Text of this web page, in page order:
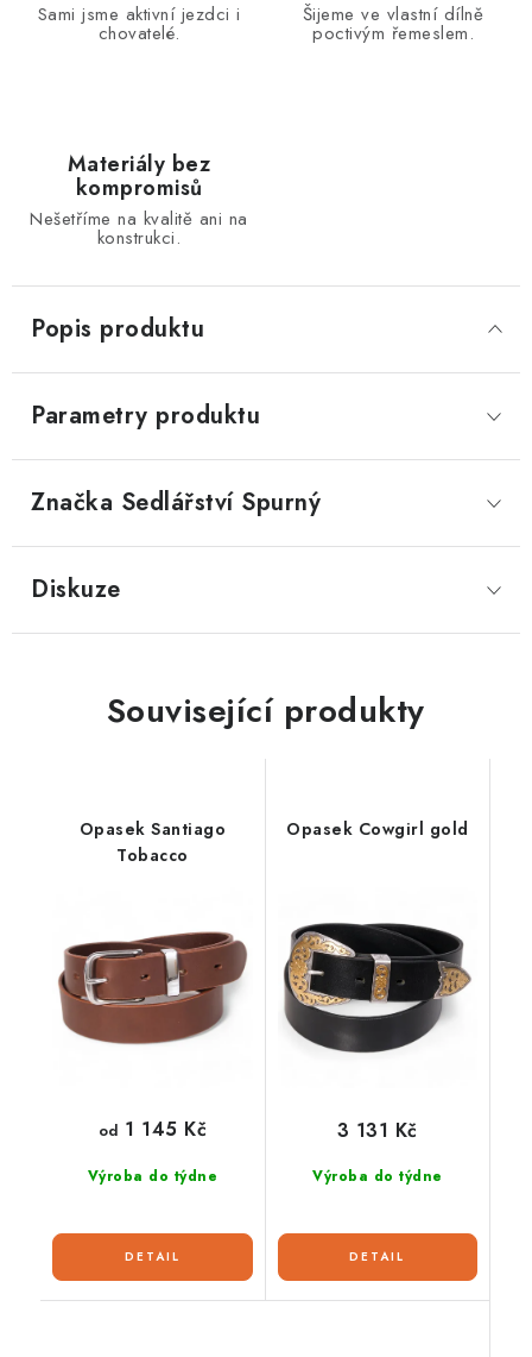
Sami jsme aktivní jezdci i
chovatelé.
Šijeme ve vlastní dílně
poctivým řemeslem.
Materiály bez
kompromisů
Nešetříme na kvalitě ani na
konstrukci.
Popis produktu
Parametry produktu
Značka Sedlářství Spurný
Diskuze
Související produkty
Opasek Santiago
Tobacco
Výroba do týdne
od 1 145 Kč
Opasek Cowgirl gold
Výroba do týdne
3 131 Kč